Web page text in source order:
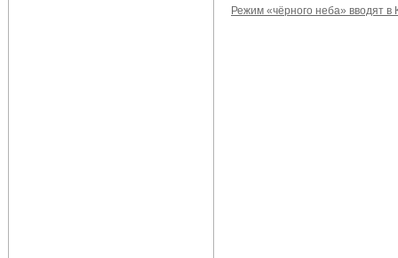
Режим «чёрного неба» вводят в